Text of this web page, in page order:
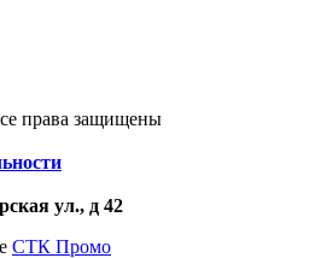
права защищены
ул., д 42
СТК Промо